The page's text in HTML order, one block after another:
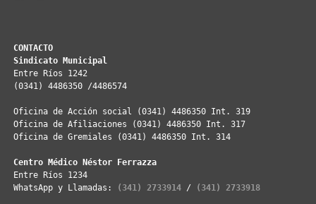
CONTACTO
Sindicato Municipal
Entre Ríos 1242
(0341) 4486350 /4486574
Oficina de Acción social (0341) 4486350 Int. 319
Oficina de Afiliaciones (0341) 4486350 Int. 317
Oficina de Gremiales (0341) 4486350 Int. 314
Centro Médico Néstor Ferrazza
Entre Ríos 1234
WhatsApp y Llamadas:
(341) 2733914 / (341) 2733918